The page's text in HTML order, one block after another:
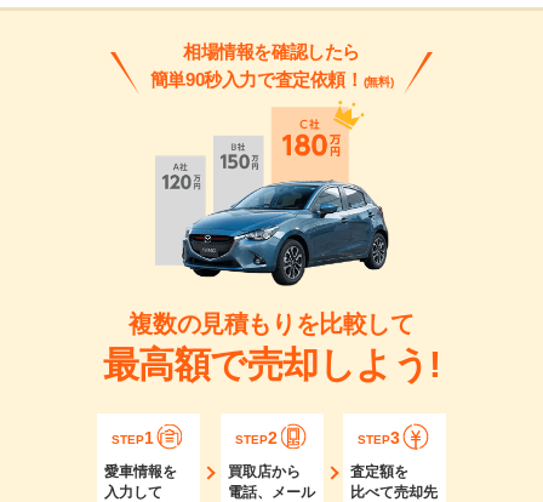
相場情報を確認したら
簡単90秒入力で査定依頼！ (無料)
複数の見積もりを比較して
最高額で売却しよう!
STEP1
愛車情報を
入力して
STEP2
買取店から
電話、メール
STEP3
査定額を
比べて売却先